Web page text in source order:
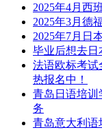
2025年4月西
2025年3月德
2025年7月日
毕业后想去日
法语欧标考试
热报名中！
青岛日语培训
务
青岛意大利语